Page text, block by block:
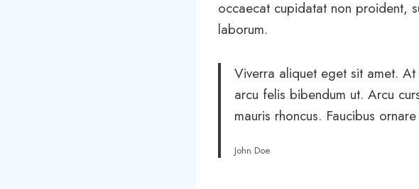
occaecat cupidatat non proident,
laborum.
Viverra aliquet eget sit amet.
arcu felis bibendum ut. Arcu
mauris rhoncus. Faucibus
John Doe